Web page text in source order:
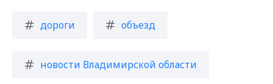
дороги объезд
новости Владимирской области